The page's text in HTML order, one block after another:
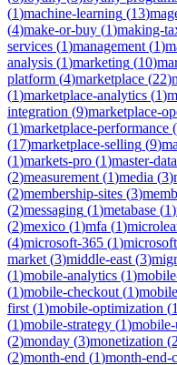
(1)machine-learning (13)
(4)make-or-buy (1)making-
services (1)management (1)
analysis (1)marketing (10)
platform (4)marketplace (22)
(1)marketplace-analytics (1)
integration (9)marketplace-
(1)marketplace-performance (
(17)marketplace-selling (9)
(1)markets-pro (1)master-data
(2)measurement (1)media (3)
(2)membership-sites (3)
(2)messaging (1)metabase (1)
(2)mexico (1)mfa (1)
(4)microsoft-365 (1)
market (3)middle-east (3)
(1)mobile-analytics (1)
(1)mobile-checkout (1)
first (1)mobile-optimization (1
(1)mobile-strategy (1)
(2)monday (3)monetization (2
(2)month-end (1)month-end-